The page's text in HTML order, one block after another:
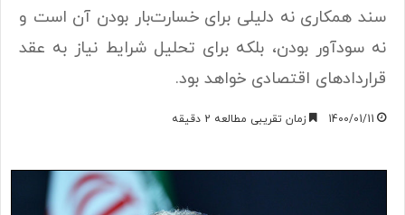
سند همکاری نه دلیلی برای خسارت‌بار بودن آن است و
نه سودآور بودن، بلکه برای تحلیل شرایط نیاز به عقد
قراردادهای اقتصادی خواهد بود.
1400/01/11 زمان تقریبی مطالعه 2 دقیقه